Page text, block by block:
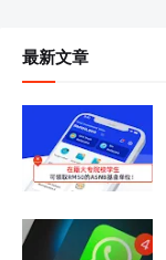
最新文章